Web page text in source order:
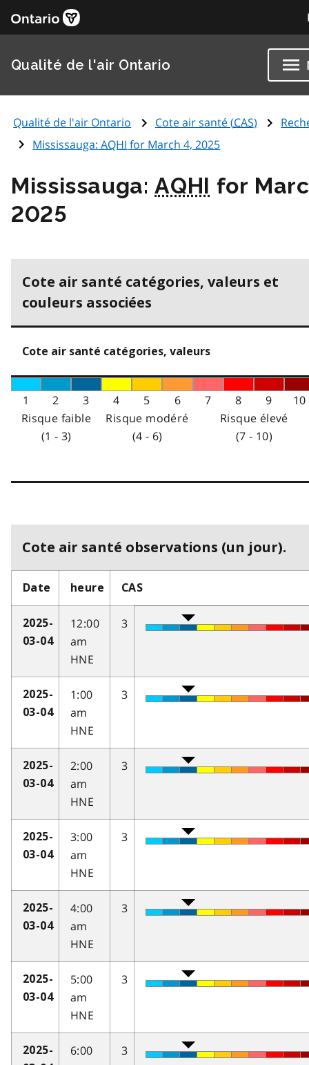
Qualité de l'air Ontario
Qualité de l'air Ontario Cote air santé (CAS)
Mississauga:AQHI for March 4, 2025
Mississauga:AQHI for
2025
Cote air santé catégories, valeurs et
couleurs associées
Cote air santé catégories, valeurs
1 2 3 4 5 6 7 8 9
10
Risque faible
(1 - 3)
Risque modéré
(4 - 6)
Risque élevé
(7 - 10)
Cote air santé observations (un jour).
Date heure CAS
2025-
03-04
12:00
am
HNE
3
2025-
03-04
1:00
am
HNE
3
2025-
03-04
2:00
am
HNE
3
2025-
03-04
3:00
am
HNE
3
2025-
03-04
4:00
am
HNE
3
2025-
03-04
5:00
am
HNE
3
2025-
6:00
3